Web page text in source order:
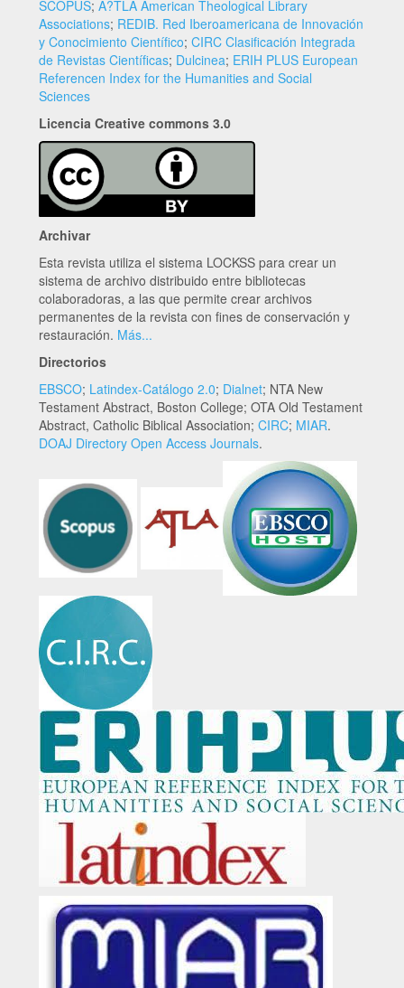
SCOPUS; A?TLA American Theological Library
Associations; REDIB. Red Iberoamericana de Innovación
y Conocimiento Científico; CIRC Clasificación Integrada
de Revistas Científicas; Dulcinea; ERIH PLUS European
Referencen Index for the Humanities and Social
Sciences
Licencia Creative commons 3.0
Archivar
Esta revista utiliza el sistema LOCKSS para crear un
sistema de archivo distribuido entre bibliotecas
colaboradoras, a las que permite crear archivos
permanentes de la revista con fines de conservación y
restauración. Más...
Directorios
EBSCO; Latindex-Catálogo 2.0; Dialnet; NTA New
Testament Abstract, Boston College; OTA Old Testament
Abstract, Catholic Biblical Association; CIRC; MIAR.
DOAJ Directory Open Access Journals.